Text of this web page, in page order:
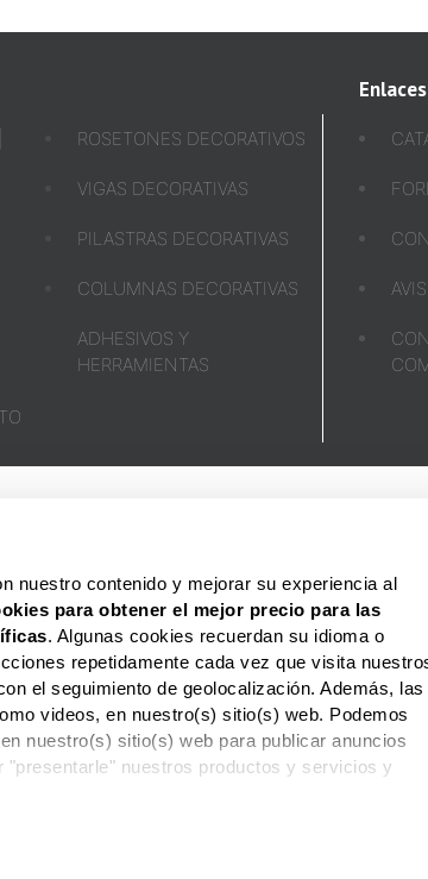
nuestro contenido y mejorar su experiencia al
para obtener el mejor precio para las
. Algunas cookies recuerdan su idioma o
repetidamente cada vez que visita
el seguimiento de geolocalización. Además, las
videos, en nuestro(s) sitio(s) web. Podemos
nuestro(s) sitio(s) web para publicar anuncios
nuestros productos y servicios y
ROSETONES DECORATIVOS
VIGAS DECORATIVAS
PILASTRAS DECORATIVAS
COLUMNAS DECORATIVAS
ADHESIVOS Y
HERRAMIENTAS